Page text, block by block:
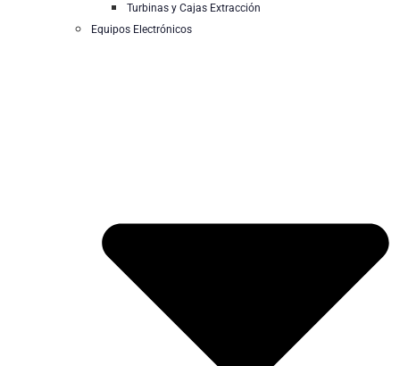
Turbinas y Cajas Extracción
Equipos Electrónicos